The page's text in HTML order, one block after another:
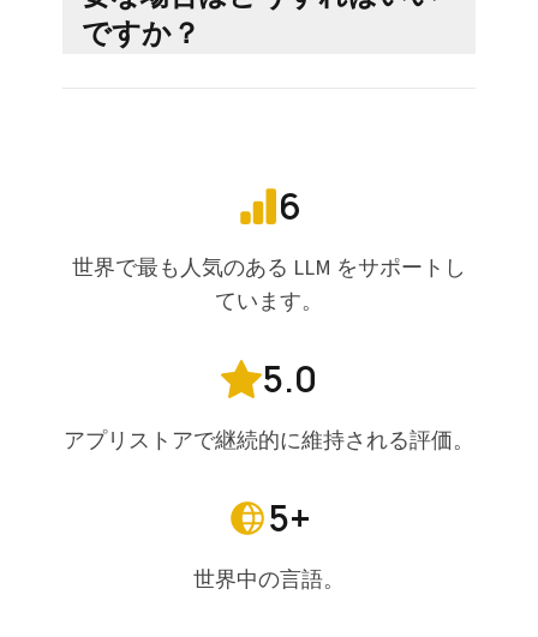
ですか？
6
世界で最も人気のある LLM をサポートし
ています。
5.0
アプリストアで継続的に維持される評価。
5+
世界中の言語。